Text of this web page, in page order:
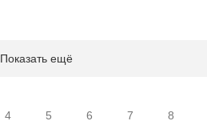
Показать ещё
4 5 6 7 8